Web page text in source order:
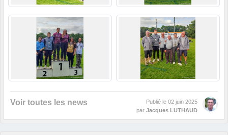
Voir toutes les news Publié le 02 juin 2025
par Jacques LUTHAUD